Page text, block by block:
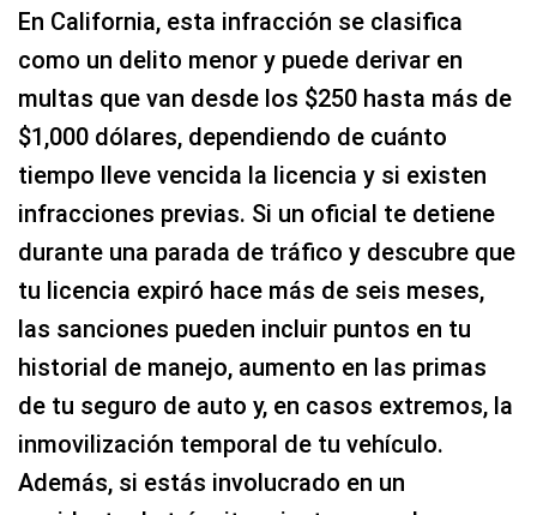
En California, esta infracción se clasifica
como un delito menor y puede derivar en
multas que van desde los $250 hasta más de
$1,000 dólares, dependiendo de cuánto
tiempo lleve vencida la licencia y si existen
infracciones previas. Si un oficial te detiene
durante una parada de tráfico y descubre que
tu licencia expiró hace más de seis meses,
las sanciones pueden incluir puntos en tu
historial de manejo, aumento en las primas
de tu seguro de auto y, en casos extremos, la
inmovilización temporal de tu vehículo.
Además, si estás involucrado en un